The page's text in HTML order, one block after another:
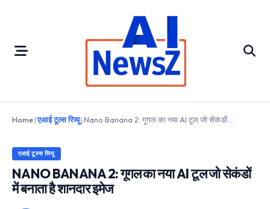
Home|एआई टूल्स रिव्यू|
एआई टूल्स रिव्यू
NANO BANANA 2: गूगल का नया AI टूल जो सेकंडों
में बनाता है शानदार इमेज